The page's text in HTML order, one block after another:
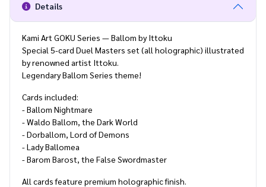
Details
Kami Art GOKU Series — Ballom by Ittoku
Special 5-card Duel Masters set (all holographic) illustrated
by renowned artist Ittoku.
Legendary Ballom Series theme!
Cards included:
- Ballom Nightmare
- Waldo Ballom, the Dark World
- Dorballom, Lord of Demons
- Lady Ballomea
- Barom Barost, the False Swordmaster
All cards feature premium holographic finish.